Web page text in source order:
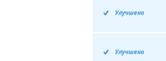
Улучшено
Улучшено